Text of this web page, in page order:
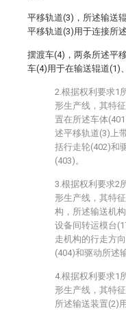
平移轨道(3)，所述输送
平移轨道(3)用于连接所
摆渡车(4)，两条所述平
车(4)用于在输送辊道(1)
2.根据权利要求1
形生产线，其特
置在所述车体
述平移轨道(3)上
括行走轮(402)和
(403)。
3.根据权利要求2
形生产线，其特
构，所述输送机
设备间转运模台
走机构的行走方
(404)和驱动所述
4.根据权利要求1
形生产线，其特
所述输送装置(2)